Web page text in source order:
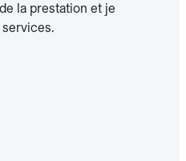
la prestation et je